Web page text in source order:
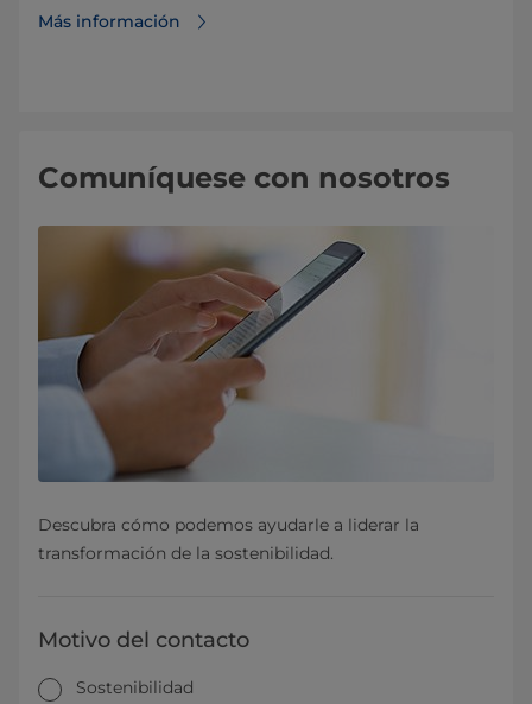
Más información
Comuníquese con nosotros
Descubra cómo podemos ayudarle a liderar la
transformación de la sostenibilidad.
Motivo del contacto
Sostenibilidad